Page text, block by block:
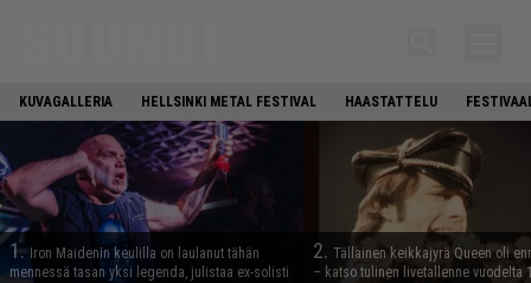
KUVAGALLERIA HELLSINKI METAL FESTIVAL HAASTATTELU
1. Iron Maidenin keulilla on laulanut tähän
mennessä tasan yksi legenda, julistaa ex-solisti
2. Tällainen keikkajyrä Queen oli
– katso tulinen livetallenne vuodelta